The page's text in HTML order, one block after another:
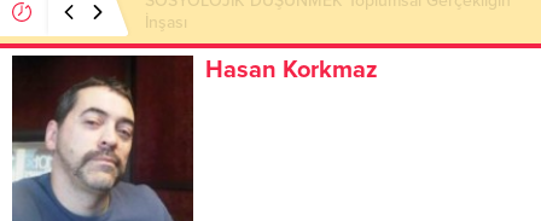
Okumayı Pek de Sevmiyoruz Herhalde
Hasan Korkmaz